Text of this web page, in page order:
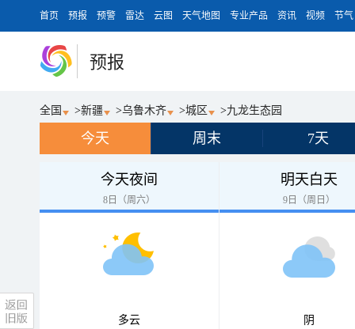
首页 预报 预警 雷达 云图 天气地图 专业产品 资讯 视频 节气
预报
全国 >新疆 >乌鲁木齐 >城区 >九龙生态园
今天 周末 7天
今天夜间
8日（周六）
多云
明天白天
9日（周日）
阴